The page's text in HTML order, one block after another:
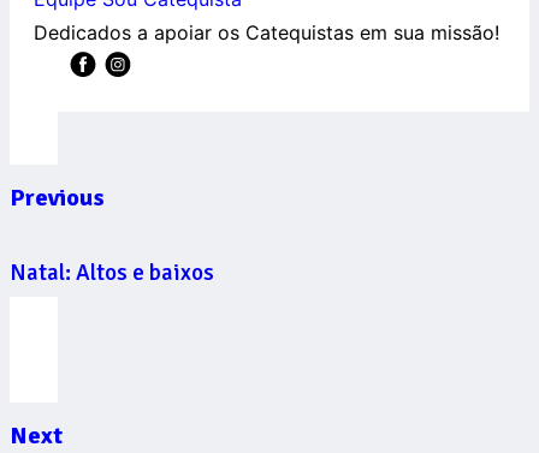
Dedicados a apoiar os Catequistas em sua missão!
Previous
Natal: Altos e baixos
Next